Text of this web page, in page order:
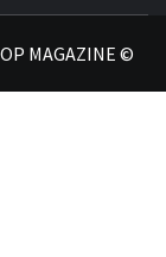
MAGAZINE ©